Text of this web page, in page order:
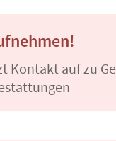
Kontakt auf zu